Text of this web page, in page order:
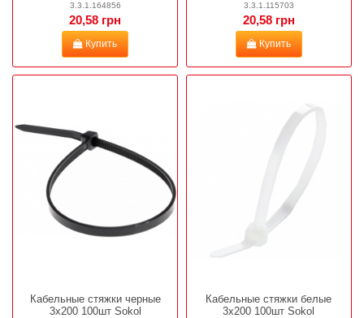
3.3.1.164856
20,58 грн
Купить
3.3.1.115703
20,58 грн
Купить
Кабельные стяжки черные
3х200 100шт Sokol
Кабельные стяжки белые
3х200 100шт Sokol